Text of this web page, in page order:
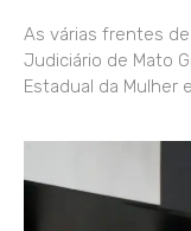
As várias frentes
Judiciário de Mato
Estadual da Mulher